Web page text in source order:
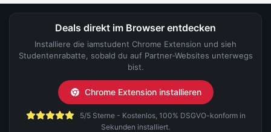
Deals direkt im Browser entdecken
Installiere die iamstudent Chrome Extension und sieh
Studentenrabatte, sobald du auf Partner-Websites unterwegs
bist.
Chrome Extension installieren
5/5 Sterne - Kostenlos, 100% DSGVO-konform in
Sekunden installiert.